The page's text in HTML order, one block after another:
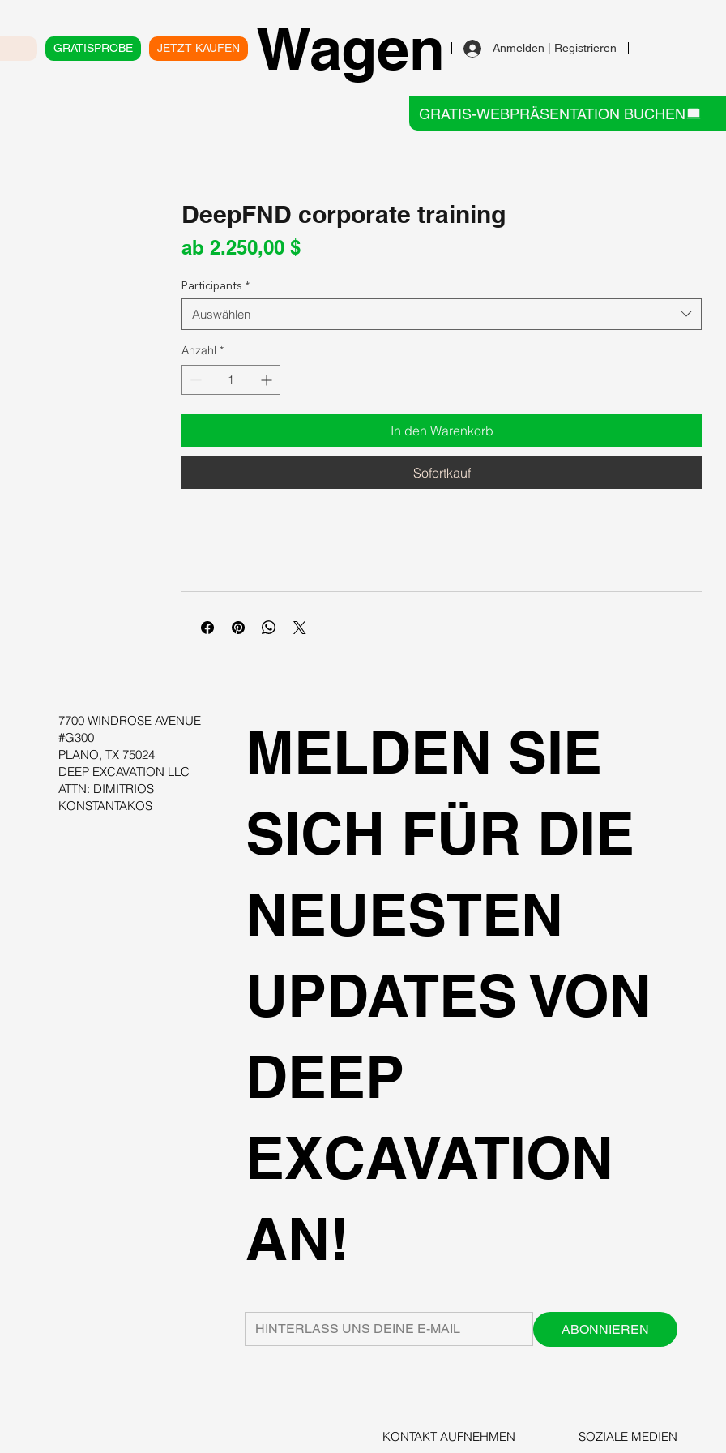
GRATIS-WEBPRÄSENTATION BUCHEN
GRATISPROBE JETZT KAUFEN Wagen Anmelden | Registrieren
DeepFND corporate training
ab 2.250,00 $Sale-
Participants *
Auswählen
Anzahl *
In den Warenkorb
Sofortkauf
7700 WINDROSE AVENUE
#G300
PLANO, TX 75024
DEEP EXCAVATION LLC
ATTN: DIMITRIOS
KONSTANTAKOS
KONTAKT AUFNEHMEN SOZIALE MEDIEN
MELDEN SIE
SICH FÜR DIE
NEUESTEN
UPDATES VON
DEEP
EXCAVATION
AN!
ABONNIEREN